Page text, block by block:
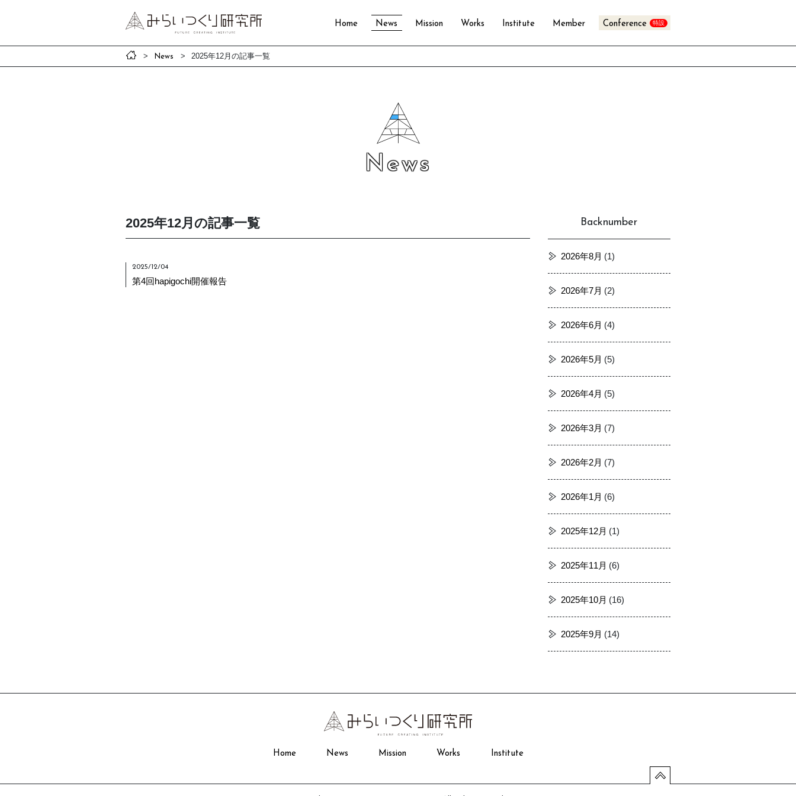
Home News Mission Works Institute Member Conference
News 2025年12月の記事一覧
News
2025年12月の記事一覧
2025/12/04
第4回hapigochi開催報告
Backnumber
2026年8月 (1)
2026年7月 (2)
2026年6月 (4)
2026年5月 (5)
2026年4月 (5)
2026年3月 (7)
2026年2月 (7)
2026年1月 (6)
2025年12月 (1)
2025年11月 (6)
2025年10月 (16)
2025年9月 (14)
Home News Mission Works Institute